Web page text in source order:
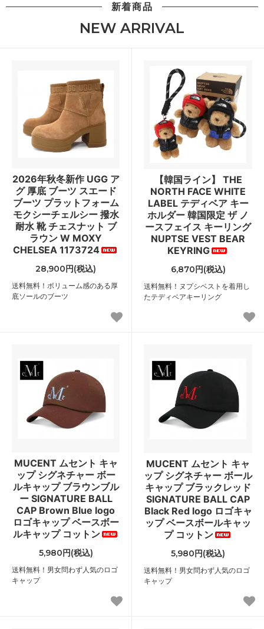
新着商品
NEW ARRIVAL
2026年秋冬新作 UGG ア
グ 厚底 ブーツ スエード
ブーツ プラットフォーム
モクシーチェルシー 撥水
耐水 靴 チェスナット ブ
ラウン W MOXY
CHELSEA 1173724
28,900円(税込)
送料無料！ボリューム感のある厚
底ソールのブーツ
【韓国ライン】 THE
NORTH FACE WHITE
LABEL テディベア キー
ホルダー 韓国限定 ザ ノ
ースフェイス キーリング
NUPTSE VEST BEAR
KEYRING
6,870円(税込)
送料無料！ヌプシベストを着用し
たテディベアキーリング
MUCENT ムセント キャ
ップ シグネチャー ボー
ルキャップ ブラウンブル
ー SIGNATURE BALL
CAP Brown Blue logo
ロゴキャップ ベースボー
ルキャップ コットン
5,980円(税込)
送料無料！男女問わず人気のロゴ
キャップ
MUCENT ムセント キャ
ップ シグネチャー ボール
キャップ ブラックレッド
SIGNATURE BALL CAP
Black Red logo ロゴキャ
ップ ベースボールキャッ
プ コットン
5,980円(税込)
送料無料！男女問わず人気のロゴ
キャップ